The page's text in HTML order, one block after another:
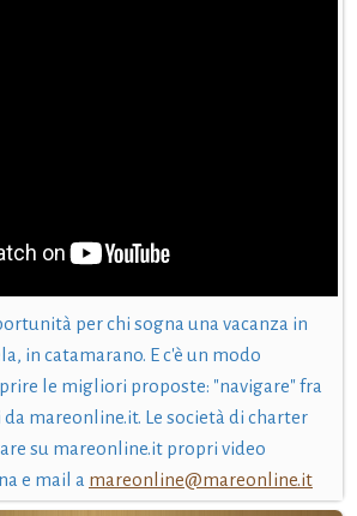
per chi sogna una vacanza in
in catamarano. E c'è un modo
le migliori proposte: "navigare" fra
mareonline.it. Le società di charter
su mareonline.it propri video
e mail a mareonline@mareonline.it